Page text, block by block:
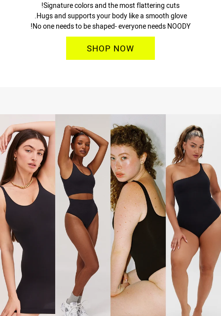
Signature colors and the most flattering cuts!
Hugs and supports your body like a smooth glove.
No one needs to be shaped- everyone needs NOODY!
SHOP NOW